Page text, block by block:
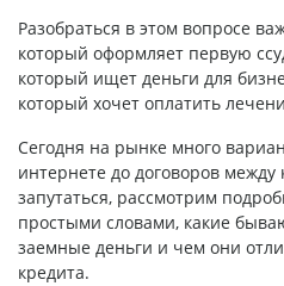
Разобраться в этом вопросе
который оформляет первую
который ищет деньги для
который хочет оплатить
Сегодня на рынке много
интернете до договоров
запутаться, рассмотрим
простыми словами, какие
заемные деньги и чем они
кредита.